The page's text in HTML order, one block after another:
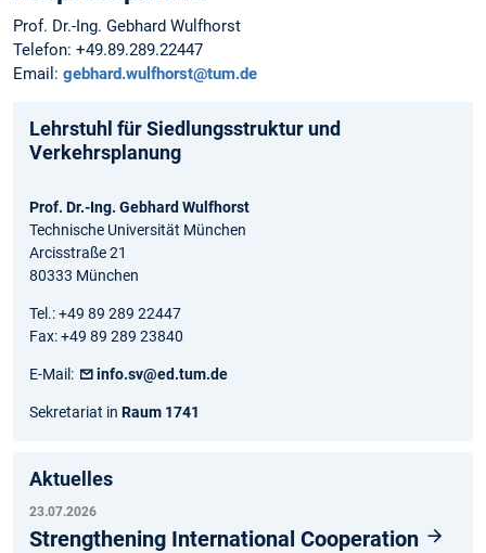
Prof. Dr.-Ing. Gebhard Wulfhorst
Telefon: +49.89.289.22447
Email: gebhard.wulfhorst@tum.de
Lehrstuhl für Siedlungsstruktur und
Verkehrsplanung
Prof. Dr.-Ing. Gebhard Wulfhorst
Technische Universität München
Arcisstraße 21
80333 München
Tel.: +49 89 289 22447
Fax: +49 89 289 23840
E-Mail: info.sv@ed.tum.de
Sekretariat in Raum 1741
Aktuelles
23.07.2026
Strengthening International Cooperation